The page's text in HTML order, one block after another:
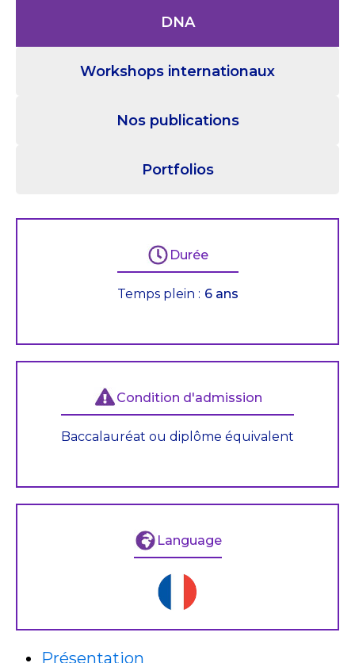
DNA
Workshops internationaux
Nos publications
Portfolios
Durée
Temps plein : 6 ans
Condition d'admission
Baccalauréat ou diplôme équivalent
Language
Présentation